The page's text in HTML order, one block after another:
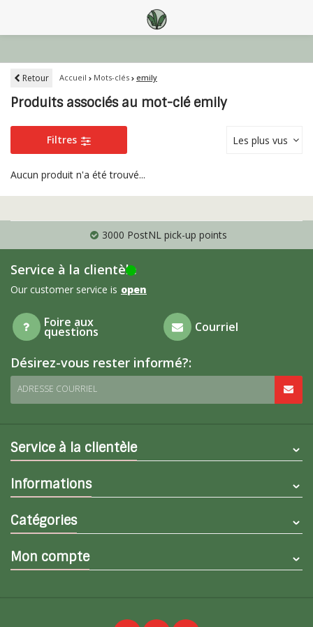
Retour Accueil Mots-clés emily
Produits associés au mot-clé emily
Filtres Les plus vus
Aucun produit n'a été trouvé...
3000 PostNL pick-up points
Service à la clientèle
Our customer service is open
Foire aux
questions Courriel
Désirez-vous rester informé?:
ADRESSE COURRIEL
Service à la clientèle
Informations
Catégories
Mon compte